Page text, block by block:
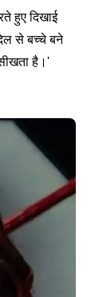
हुए दिखाई
से बच्चे बने
है।'